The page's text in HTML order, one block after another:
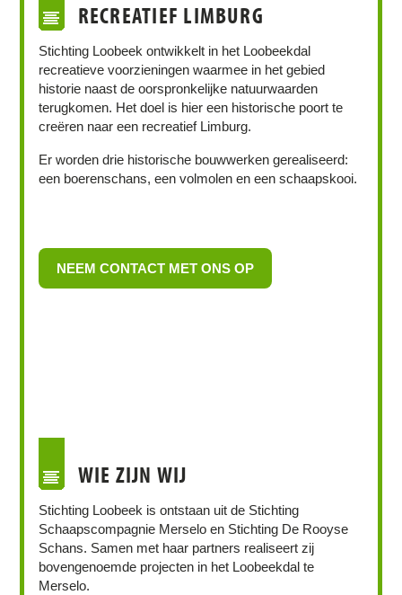
RECREATIEF LIMBURG
Stichting Loobeek ontwikkelt in het Loobeekdal
recreatieve voorzieningen waarmee in het gebied
historie naast de oorspronkelijke natuurwaarden
terugkomen. Het doel is hier een historische poort te
creëren naar een recreatief Limburg.
Er worden drie historische bouwwerken gerealiseerd:
een boerenschans, een volmolen en een schaapskooi.
NEEM CONTACT MET ONS OP
WIE ZIJN WIJ
Stichting Loobeek is ontstaan uit de Stichting
Schaapscompagnie Merselo en Stichting De Rooyse
Schans. Samen met haar partners realiseert zij
bovengenoemde projecten in het Loobeekdal te
Merselo.